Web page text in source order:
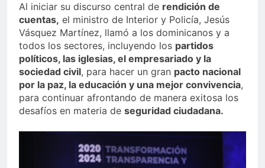
Al iniciar su discurso central de rendición de
cuentas, el ministro de Interior y Policía, Jesús
Vásquez Martínez, llamó a los dominicanos y a
todos los sectores, incluyendo los partidos
políticos, las iglesias, el empresariado y la
sociedad civil, para hacer un gran pacto nacional
por la paz, la educación y una mejor convivencia,
para continuar afrontando de manera exitosa los
desafíos en materia de seguridad ciudadana.